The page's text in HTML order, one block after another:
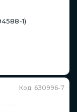
1)
Код: 630996-7